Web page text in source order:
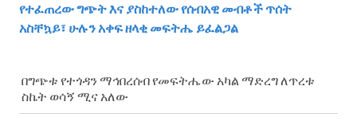
የተፈጠረው ግጭት እና ያስከተለው የሰብአዊ መብቶች ጥሰት
አስቸኳይ፣ ሁሉን አቀፍ ዘላቂ መፍትሔ ይፈልጋል
በግጭቱ የተጎዳን ማኅበረሰብ የመፍትሔው አካል ማድረግ ለጥረቱ
ስኬት ወሳኝ ሚና አለው